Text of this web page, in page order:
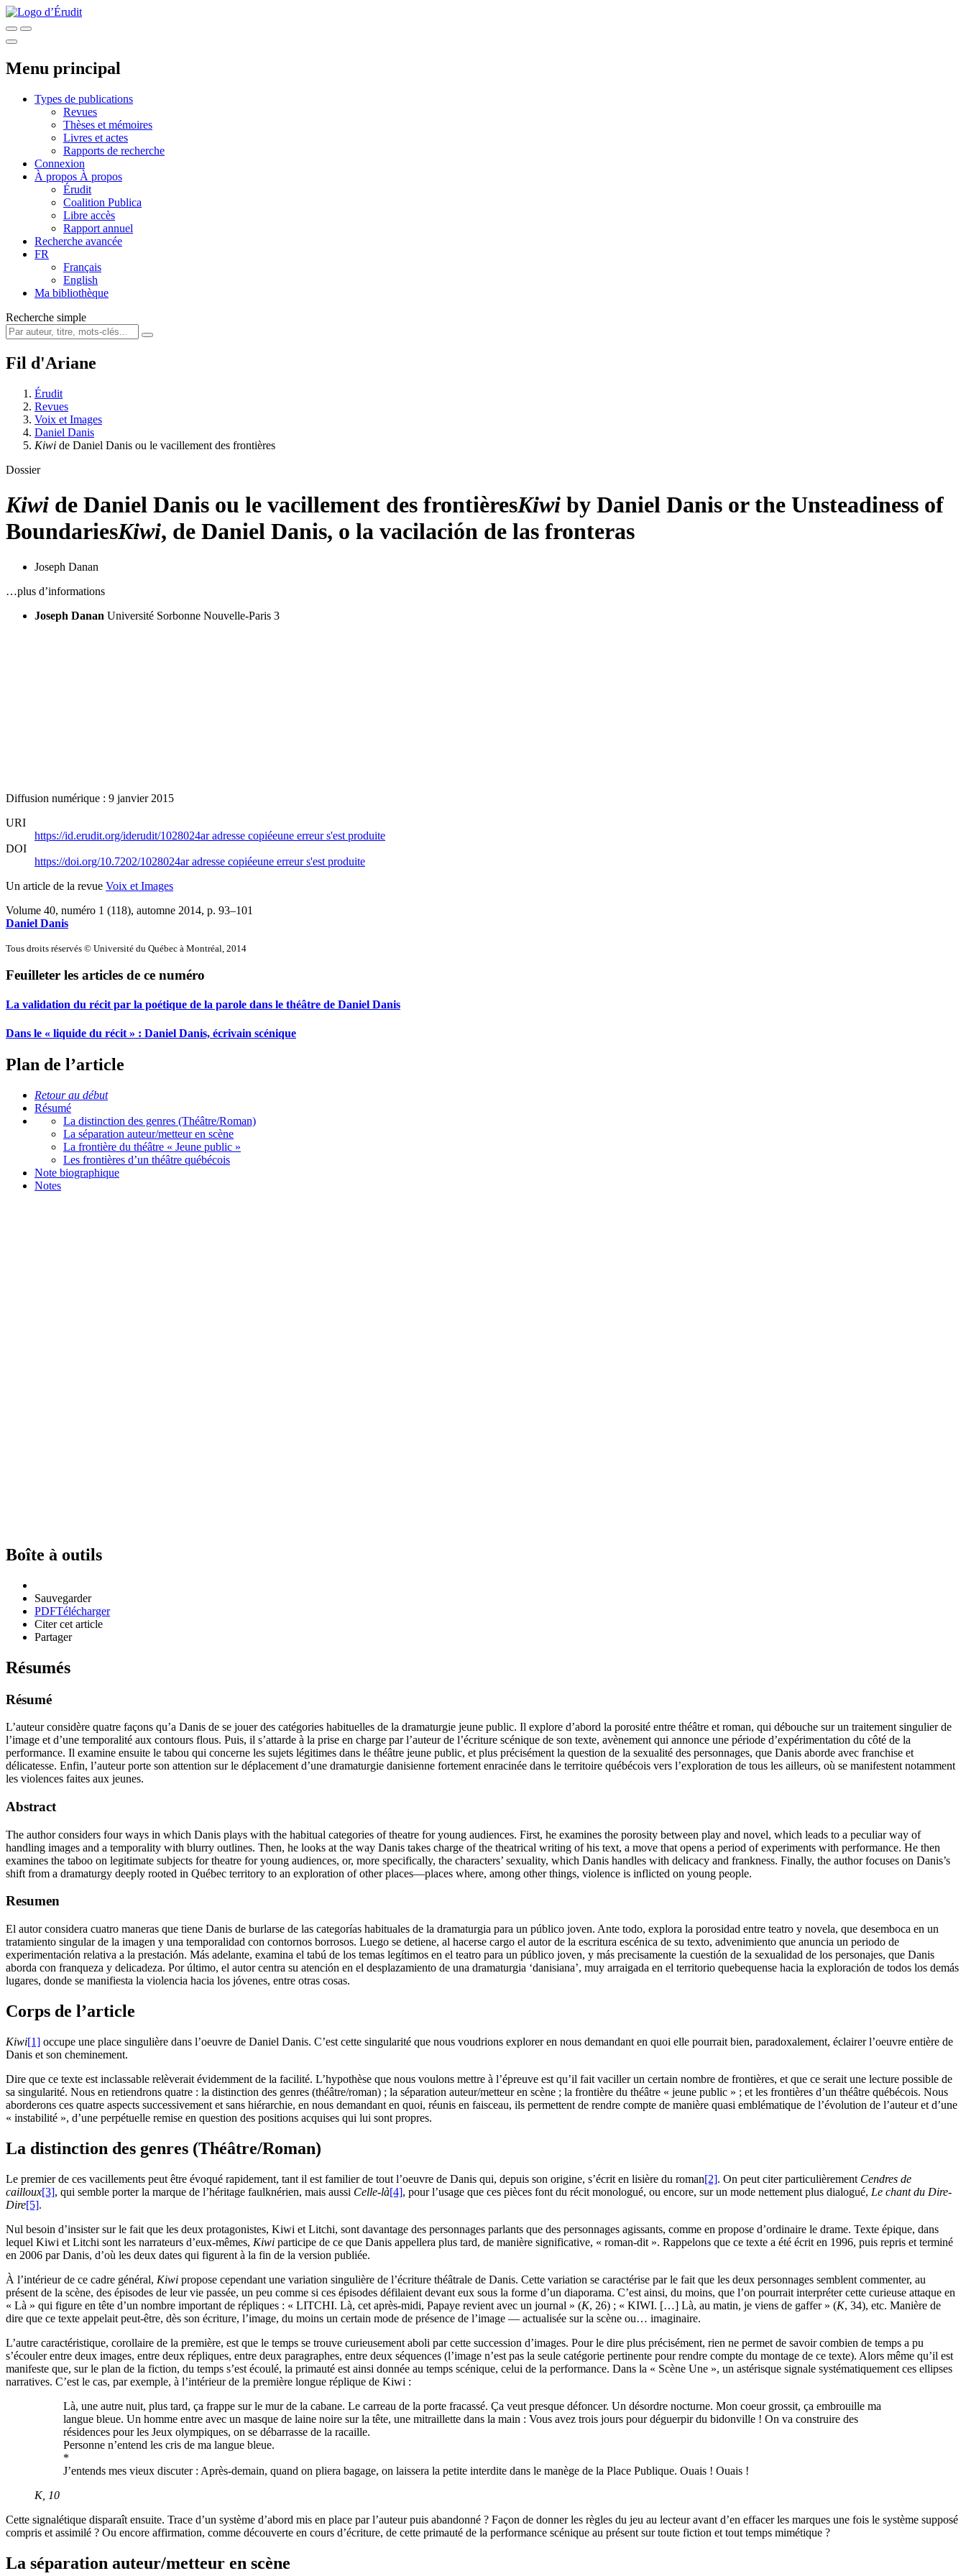
Menu principal
Types de publications
Revues
Thèses et mémoires
Livres et actes
Rapports de recherche
Connexion
À propos À propos
Érudit
Coalition Publica
Libre accès
Rapport annuel
Recherche avancée
FR
Français
English
Ma bibliothèque
Recherche simple
Fil d'Ariane
Érudit
Revues
Voix et Images
Daniel Danis
Kiwi de Daniel Danis ou le vacillement des frontières
Dossier
Kiwi de Daniel Danis ou le vacillement des frontièresKiwi by Daniel Danis or the Unsteadiness of
BoundariesKiwi, de Daniel Danis, o la vacilación de las fronteras
Joseph Danan
…plus d’informations
Joseph Danan Université Sorbonne Nouvelle-Paris 3
Diffusion numérique : 9 janvier 2015
URI
https://id.erudit.org/iderudit/1028024aradresse copiéeune erreur s'est produite
DOI
https://doi.org/10.7202/1028024aradresse copiéeune erreur s'est produite
Un article de la revue Voix et Images
Volume 40, numéro 1 (118), automne 2014, p. 93–101
Daniel Danis
Tous droits réservés © Université du Québec à Montréal, 2014
Feuilleter les articles de ce numéro
La validation du récit par la poétique de la parole dans le théâtre de Daniel Danis
Dans le « liquide du récit » : Daniel Danis, écrivain scénique
Plan de l’article
Retour au début
Résumé
La distinction des genres (Théâtre/Roman)
La séparation auteur/metteur en scène
La frontière du théâtre « Jeune public »
Les frontières d’un théâtre québécois
Note biographique
Notes
Boîte à outils
Sauvegarder
PDFTélécharger
Citer cet article
Partager
Résumés
Résumé
L’auteur considère quatre façons qu’a Danis de se jouer des catégories habituelles de la dramaturgie jeune public. Il explore d’abord la porosité entre théâtre et roman, qui débouche sur un traitement singulier de
l’image et d’une temporalité aux contours flous. Puis, il s’attarde à la prise en charge par l’auteur de l’écriture scénique de son texte, avènement qui annonce une période d’expérimentation du côté de la
performance. Il examine ensuite le tabou qui concerne les sujets légitimes dans le théâtre jeune public, et plus précisément la question de la sexualité des personnages, que Danis aborde avec franchise et
délicatesse. Enfin, l’auteur porte son attention sur le déplacement d’une dramaturgie danisienne fortement enracinée dans le territoire québécois vers l’exploration de tous les ailleurs, où se manifestent notamment
les violences faites aux jeunes.
Abstract
The author considers four ways in which Danis plays with the habitual categories of theatre for young audiences. First, he examines the porosity between play and novel, which leads to a peculiar way of
handling images and a temporality with blurry outlines. Then, he looks at the way Danis takes charge of the theatrical writing of his text, a move that opens a period of experiments with performance. He then
examines the taboo on legitimate subjects for theatre for young audiences, or, more specifically, the characters’ sexuality, which Danis handles with delicacy and frankness. Finally, the author focuses on Danis’s
shift from a dramaturgy deeply rooted in Québec territory to an exploration of other places—places where, among other things, violence is inflicted on young people.
Resumen
El autor considera cuatro maneras que tiene Danis de burlarse de las categorías habituales de la dramaturgia para un público joven. Ante todo, explora la porosidad entre teatro y novela, que desemboca en un
tratamiento singular de la imagen y una temporalidad con contornos borrosos. Luego se detiene, al hacerse cargo el autor de la escritura escénica de su texto, advenimiento que anuncia un periodo de
experimentación relativa a la prestación. Más adelante, examina el tabú de los temas legítimos en el teatro para un público joven, y más precisamente la cuestión de la sexualidad de los personajes, que Danis
aborda con franqueza y delicadeza. Por último, el autor centra su atención en el desplazamiento de una dramaturgia ‘danisiana’, muy arraigada en el territorio quebequense hacia la exploración de todos los demás
lugares, donde se manifiesta la violencia hacia los jóvenes, entre otras cosas.
Corps de l’article
Kiwi[1] occupe une place singulière dans l’oeuvre de Daniel Danis. C’est cette singularité que nous voudrions explorer en nous demandant en quoi elle pourrait bien, paradoxalement, éclairer l’oeuvre entière de
Danis et son cheminement.
Dire que ce texte est inclassable relèverait évidemment de la facilité. L’hypothèse que nous voulons mettre à l’épreuve est qu’il fait vaciller un certain nombre de frontières, et que ce serait une lecture possible de
sa singularité. Nous en retiendrons quatre : la distinction des genres (théâtre/roman) ; la séparation auteur/metteur en scène ; la frontière du théâtre « jeune public » ; et les frontières d’un théâtre québécois. Nous
aborderons ces quatre aspects successivement et sans hiérarchie, en nous demandant en quoi, réunis en faisceau, ils permettent de rendre compte de manière quasi emblématique de l’évolution de l’auteur et d’une
« instabilité », d’une perpétuelle remise en question des positions acquises qui lui sont propres.
La distinction des genres (Théâtre/Roman)
Le premier de ces vacillements peut être évoqué rapidement, tant il est familier de tout l’oeuvre de Danis qui, depuis son origine, s’écrit en lisière du roman[2]. On peut citer particulièrement Cendres de
cailloux[3], qui semble porter la marque de l’héritage faulknérien, mais aussi Celle-là[4], pour l’usage que ces pièces font du récit monologué, ou encore, sur un mode nettement plus dialogué, Le chant du Dire-
Dire[5].
Nul besoin d’insister sur le fait que les deux protagonistes, Kiwi et Litchi, sont davantage des personnages parlants que des personnages agissants, comme en propose d’ordinaire le drame. Texte épique, dans
lequel Kiwi et Litchi sont les narrateurs d’eux-mêmes, Kiwi participe de ce que Danis appellera plus tard, de manière significative, « roman-dit ». Rappelons que ce texte a été écrit en 1996, puis repris et terminé
en 2006 par Danis, d’où les deux dates qui figurent à la fin de la version publiée.
À l’intérieur de ce cadre général, Kiwi propose cependant une variation singulière de l’écriture théâtrale de Danis. Cette variation se caractérise par le fait que les deux personnages semblent commenter, au
présent de la scène, des épisodes de leur vie passée, un peu comme si ces épisodes défilaient devant eux sous la forme d’un diaporama. C’est ainsi, du moins, que l’on pourrait interpréter cette curieuse attaque en
« Là » qui figure en tête d’un nombre important de répliques : « LITCHI. Là, cet après-midi, Papaye revient avec un journal » (K, 26) ; « KIWI. […] Là, au matin, je viens de gaffer » (K, 34), etc. Manière de
dire que ce texte appelait peut-être, dès son écriture, l’image, du moins un certain mode de présence de l’image — actualisée sur la scène ou… imaginaire.
L’autre caractéristique, corollaire de la première, est que le temps se trouve curieusement aboli par cette succession d’images. Pour le dire plus précisément, rien ne permet de savoir combien de temps a pu
s’écouler entre deux images, entre deux répliques, entre deux paragraphes, entre deux séquences (l’image n’est pas la seule catégorie pertinente pour rendre compte du montage de ce texte). Alors même qu’il est
manifeste que, sur le plan de la fiction, du temps s’est écoulé, la primauté est ainsi donnée au temps scénique, celui de la performance. Dans la « Scène Une », un astérisque signale systématiquement ces ellipses
narratives. C’est le cas, par exemple, à l’intérieur de la première longue réplique de Kiwi :
Là, une autre nuit, plus tard, ça frappe sur le mur de la cabane. Le carreau de la porte fracassé. Ça veut presque défoncer. Un désordre nocturne. Mon coeur grossit, ça embrouille ma
langue bleue. Un homme entre avec un masque de laine noire sur la tête, une mitraillette dans la main : Vous avez trois jours pour déguerpir du bidonville ! On va construire des
résidences pour les Jeux olympiques, on se débarrasse de la racaille.
Personne n’entend les cris de ma langue bleue.
*
J’entends mes vieux discuter : Après-demain, quand on pliera bagage, on laissera la petite interdite dans le manège de la Place Publique. Ouais ! Ouais !
K, 10
Cette signalétique disparaît ensuite. Trace d’un système d’abord mis en place par l’auteur puis abandonné ? Façon de donner les règles du jeu au lecteur avant d’en effacer les marques une fois le système supposé
compris et assimilé ? Ou encore affirmation, comme découverte en cours d’écriture, de cette primauté de la performance scénique au présent sur toute fiction et tout temps mimétique ?
La séparation auteur/metteur en scène